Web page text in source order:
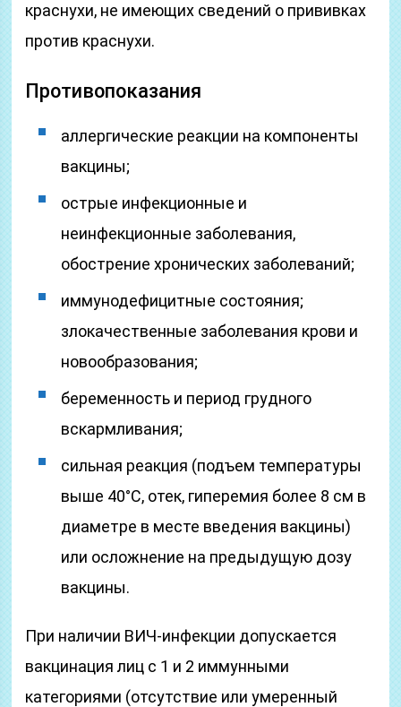
краснухи, не имеющих сведений о прививках
против краснухи.
Противопоказания
аллергические реакции на компоненты
вакцины;
острые инфекционные и
неинфекционные заболевания,
обострение хронических заболеваний;
иммунодефицитные состояния;
злокачественные заболевания крови и
новообразования;
беременность и период грудного
вскармливания;
сильная реакция (подъем температуры
выше 40°С, отек, гиперемия более 8 см в
диаметре в месте введения вакцины)
или осложнение на предыдущую дозу
вакцины.
При наличии ВИЧ-инфекции допускается
вакцинация лиц с 1 и 2 иммунными
категориями (отсутствие или умеренный